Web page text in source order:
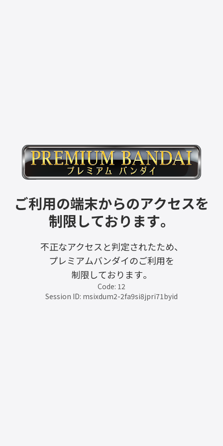
ご利用の端末からのアクセスを
制限しております。
不正なアクセスと判定されたため、
プレミアムバンダイのご利用を
制限しております。
Code: 12
Session ID: msixdum2-2fa9si8jpri71byid